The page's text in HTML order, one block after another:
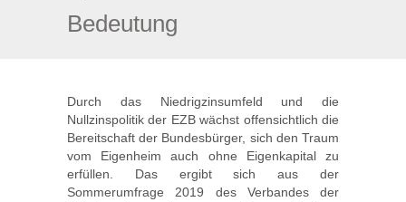
Bedeutung
Durch das Niedrigzinsumfeld und die
Nullzinspolitik der EZB wächst offensichtlich die
Bereitschaft der Bundesbürger, sich den Traum
vom Eigenheim auch ohne Eigenkapital zu
erfüllen. Das ergibt sich aus der
Sommerumfrage 2019 des Verbandes der